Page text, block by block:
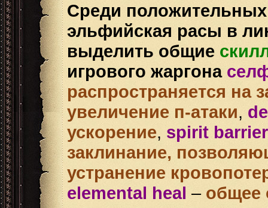
Среди
эльфийская расы в
выделить общие
игрового жаргона
распространяется на
увеличение п-атаки,
ускорение, spirit barrier
заклинание,
устранение
elemental heal –общее